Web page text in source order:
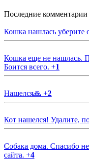
Последние комментарии
Кошка нашлась уберите
Кошка еще не нашлась.
Боится всего. +1
Нашелся🙏 +2
Кот нашелся! Удалите,
Собака дома. Спасибо
сайта. +4